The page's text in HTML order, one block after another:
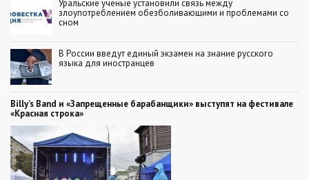
Уральские ученые установили связь между
злоупотреблением обезболивающими и проблемами со
сном
В России введут единый экзамен на знание русского
языка для иностранцев
Billy’s Band и «Запрещенные барабанщики» выступят на фестивале
«Красная строка»